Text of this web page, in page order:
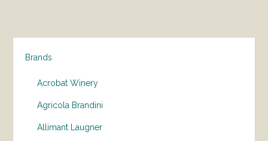
Brands
Acrobat Winery
Agricola Brandini
Allimant Laugner